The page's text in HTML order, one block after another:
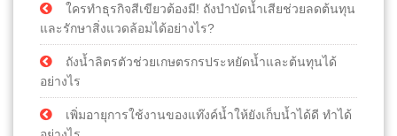
ใครทำธุรกิจสีเขียวต้องมี! ถังบำบัดน้ำเสียช่วยลดต้นทุน
และรักษาสิ่งแวดล้อมได้อย่างไร?
ถังน้ำลิตรตัวช่วยเกษตรกรประหยัดน้ำและต้นทุนได้
อย่างไร
เพิ่มอายุการใช้งานของแท๊งค์น้ำให้ยังเก็บน้ำได้ดี ทำได้